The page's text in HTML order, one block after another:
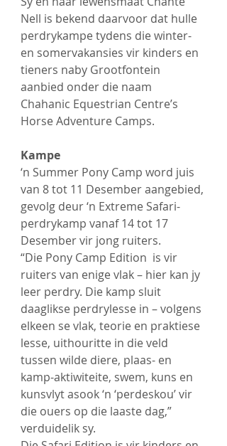
Nell is bekend daarvoor dat hulle
perdrykampe tydens die winter-
en somervakansies vir kinders en
tieners naby Grootfontein
aanbied onder die naam
Chahanic Equestrian Centre’s
Horse Adventure Camps.
Kampe
‘n Summer Pony Camp word juis
van 8 tot 11 Desember aangebied,
gevolg deur ‘n Extreme Safari-
perdrykamp vanaf 14 tot 17
Desember vir jong ruiters.
“Die Pony Camp Edition  is vir
ruiters van enige vlak – hier kan jy
leer perdry. Die kamp sluit
daaglikse perdrylesse in – volgens
elkeen se vlak, teorie en praktiese
lesse, uithouritte in die veld
tussen wilde diere, plaas- en
kamp-aktiwiteite, swem, kuns en
kunsvlyt asook ‘n ‘perdeskou’ vir
die ouers op die laaste dag,”
verduidelik sy.